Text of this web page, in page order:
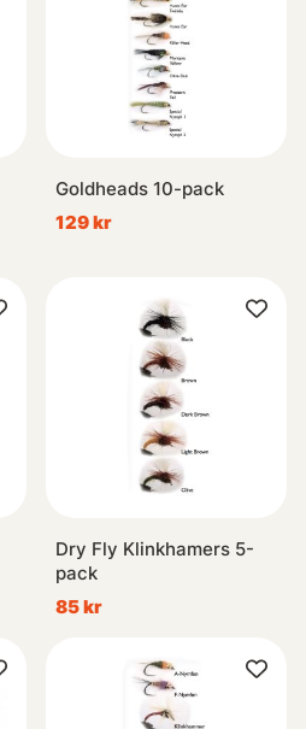
Goldheads 10-pack
129 kr
Dry Fly Klinkhamers 5-
pack
85 kr